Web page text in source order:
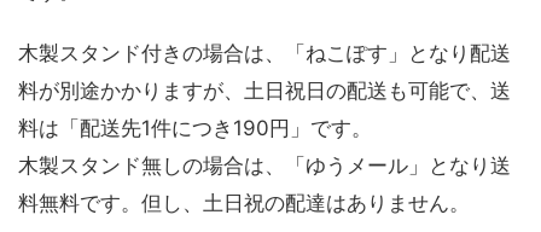
木製スタンド付きの場合は、「ねこぽす」となり配送
料が別途かかりますが、土日祝日の配送も可能で、送
料は「配送先1件につき190円」です。
木製スタンド無しの場合は、「ゆうメール」となり送
料無料です。但し、土日祝の配達はありません。